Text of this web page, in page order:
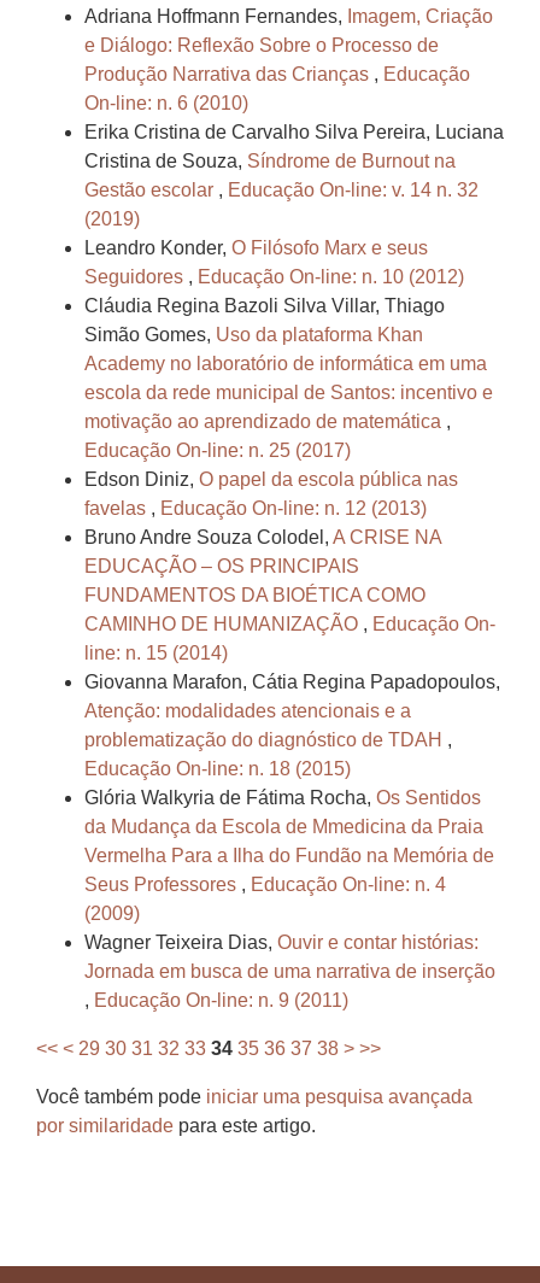
Adriana Hoffmann Fernandes, Imagem, Criação
e Diálogo: Reflexão Sobre o Processo de
Produção Narrativa das Crianças , Educação
On-line: n. 6 (2010)
Erika Cristina de Carvalho Silva Pereira, Luciana
Cristina de Souza, Síndrome de Burnout na
Gestão escolar , Educação On-line: v. 14 n. 32
(2019)
Leandro Konder, O Filósofo Marx e seus
Seguidores , Educação On-line: n. 10 (2012)
Cláudia Regina Bazoli Silva Villar, Thiago
Simão Gomes, Uso da plataforma Khan
Academy no laboratório de informática em uma
escola da rede municipal de Santos: incentivo e
motivação ao aprendizado de matemática ,
Educação On-line: n. 25 (2017)
Edson Diniz, O papel da escola pública nas
favelas , Educação On-line: n. 12 (2013)
Bruno Andre Souza Colodel, A CRISE NA
EDUCAÇÃO – OS PRINCIPAIS
FUNDAMENTOS DA BIOÉTICA COMO
CAMINHO DE HUMANIZAÇÃO , Educação On-
line: n. 15 (2014)
Giovanna Marafon, Cátia Regina Papadopoulos,
Atenção: modalidades atencionais e a
problematização do diagnóstico de TDAH ,
Educação On-line: n. 18 (2015)
Glória Walkyria de Fátima Rocha, Os Sentidos
da Mudança da Escola de Mmedicina da Praia
Vermelha Para a Ilha do Fundão na Memória de
Seus Professores , Educação On-line: n. 4
(2009)
Wagner Teixeira Dias, Ouvir e contar histórias:
Jornada em busca de uma narrativa de inserção
, Educação On-line: n. 9 (2011)
<< < 29 30 31 32 33 34 35 36 37 38 > >>
Você também pode iniciar uma pesquisa avançada
por similaridade para este artigo.